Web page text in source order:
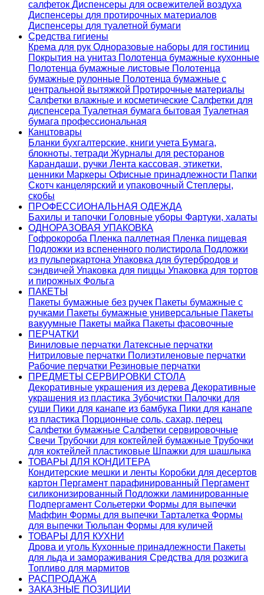
салфеток Диспенсеры для освежителей воздуха
Диспенсеры для протирочных материалов
Диспенсеры для туалетной бумаги
Средства гигиены
Крема для рук Одноразовые наборы для гостиниц
Покрытия на унитаз Полотенца бумажные кухонные
Полотенца бумажные листовые Полотенца
бумажные рулонные Полотенца бумажные с
центральной вытяжкой Протирочные материалы
Салфетки влажные и косметические Салфетки для
диспенсера Туалетная бумага бытовая Туалетная
бумага профессиональная
Канцтовары
Бланки бухгалтерские, книги учета Бумага,
блокноты, тетради Журналы для ресторанов
Карандаши, ручки Лента кассовая, этикетки,
ценники Маркеры Офисные принадлежности Папки
Скотч канцелярский и упаковочный Степлеры,
скобы
ПРОФЕССИОНАЛЬНАЯ ОДЕЖДА
Бахилы и тапочки Головные уборы Фартуки, халаты
ОДНОРАЗОВАЯ УПАКОВКА
Гофрокороба Пленка паллетная Пленка пищевая
Подложки из вспененного полистирола Подложки
из пульперкартона Упаковка для бутербродов и
сэндвичей Упаковка для пиццы Упаковка для тортов
и пирожных Фольга
ПАКЕТЫ
Пакеты бумажные без ручек Пакеты бумажные с
ручками Пакеты бумажные универсальные Пакеты
вакуумные Пакеты майка Пакеты фасовочные
ПЕРЧАТКИ
Виниловые перчатки Латексные перчатки
Нитриловые перчатки Полиэтиленовые перчатки
Рабочие перчатки Резиновые перчатки
ПРЕДМЕТЫ СЕРВИРОВКИ СТОЛА
Декоративные украшения из дерева Декоративные
украшения из пластика Зубочистки Палочки для
суши Пики для канапе из бамбука Пики для канапе
из пластика Порционные соль, сахар, перец
Салфетки бумажные Салфетки сервировочные
Свечи Трубочки для коктейлей бумажные Трубочки
для коктейлей пластиковые Шпажки для шашлыка
ТОВАРЫ ДЛЯ КОНДИТЕРА
Кондитерские мешки и ленты Коробки для десертов
картон Пергамент парафинированный Пергамент
силиконизированный Подложки ламинированные
Подпергамент Сольетерки Формы для выпечки
Маффин Формы для выпечки Тарталетка Формы
для выпечки Тюльпан Формы для куличей
ТОВАРЫ ДЛЯ КУХНИ
Дрова и уголь Кухонные принадлежности Пакеты
для льда и замораживания Средства для розжига
Топливо для мармитов
РАСПРОДАЖА
ЗАКАЗНЫЕ ПОЗИЦИИ